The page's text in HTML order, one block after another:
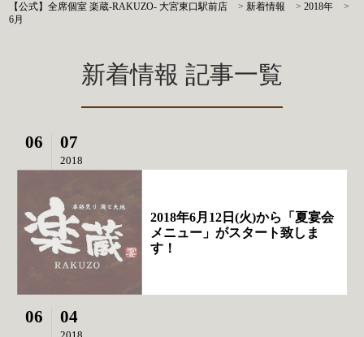
【公式】全席個室 楽蔵‐RAKUZO‐ 大宮東口駅前店 >新着情報 >2018年
>
6月
新着情報 記事一覧
06 07
2018
2018年6月12日(火)から「夏宴会
メニュー」がスタート致しま
す！
06 04